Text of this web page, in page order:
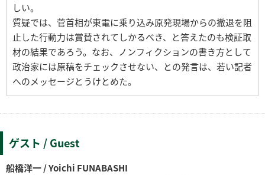
しい。
質疑では、菅首相が東電に乗り込み原発現場からの撤退を阻
止した行動力は賞賛されてしかるべき、と答えたのも検証取
材の結果であろう。なお、ノンフィクションの書き方として
政治家には原稿をチェックさせない、との発言は、若い記者
へのメッセージとうけとめた。
ゲスト / Guest
船橋洋一 / Yoichi FUNABASHI